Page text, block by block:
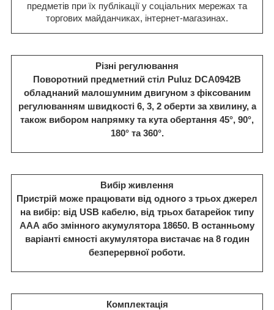
предметів при їх публікації у соціальних мережах та
торгових майданчиках, інтернет-магазинах.
Різні регулювання
Поворотний предметний стіл Puluz DCA0942B
обладнаний малошумним двигуном з фіксованим
регулюванням швидкості 6, 3, 2 оберти за хвилину, а
також вибором напрямку та кута обертання 45°, 90°,
180° та 360°.
Вибір живлення
Пристрій може працювати від одного з трьох джерел
на вибір: від USB кабелю, від трьох батарейок типу
ААА або змінного акумулятора 18650. В останньому
варіанті ємності акумулятора вистачає на 8 годин
безперервної роботи.
Комплектація